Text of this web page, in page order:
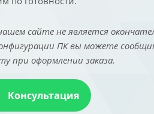
сайте не является
ПК вы можете
при оформлении заказа.
Консультация